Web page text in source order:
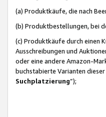
(a) Produktkäufe, die nach
(b) Produktbestellungen, bei
(c) Produktkäufe durch einen
Ausschreibungen und
oder eine andere Amazon-
buchstabierte Varianten
Suchplatzierung”);